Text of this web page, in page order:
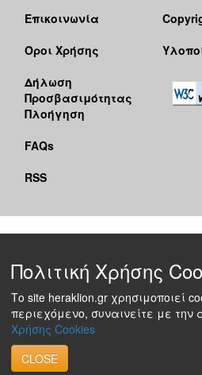
Επικοινωνία
Όροι Χρήσης
Δήλωση
Προσβασιμότητας
Πλοήγηση
FAQs
RSS
Πολιτική Χρήσης
Το site heraklion.gr χρησιμοποιεί
περιεχόμενο, συναινείτε με την
Χρήσης Cookies
CLOSE